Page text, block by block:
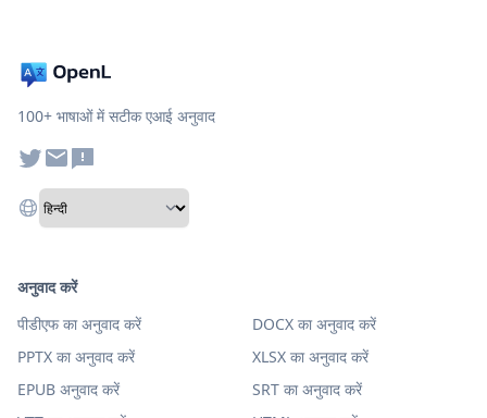
100+ भाषाओं में सटीक एआई अनुवाद
अनुवाद करें
पीडीएफ का अनुवाद करें
DOCX का अनुवाद करें
PPTX का अनुवाद करें
XLSX का अनुवाद करें
EPUB अनुवाद करें
SRT का अनुवाद करें